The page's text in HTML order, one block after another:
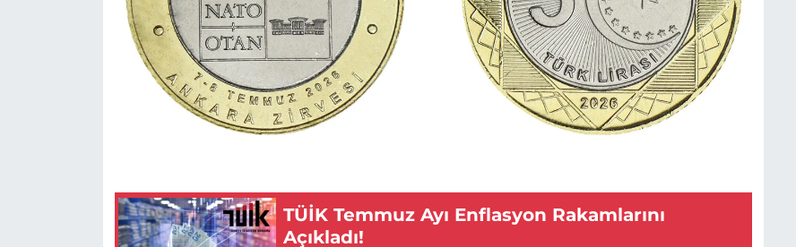
TÜİK Temmuz Ayı Enflasyon Rakamlarını
Açıkladı!